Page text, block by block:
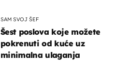
SAM SVOJ ŠEF
Šest poslova koje možete
pokrenuti od kuće uz
minimalna ulaganja